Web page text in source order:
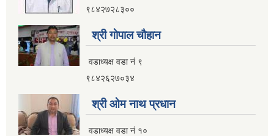
९८४२७२८३००
श्री गाेपाल चाैहान
वडाध्यक्ष वडा नं ९
९८४२६२७०३४
श्री ओम नाथ प्रधान
वडाध्यक्ष वडा नं १०